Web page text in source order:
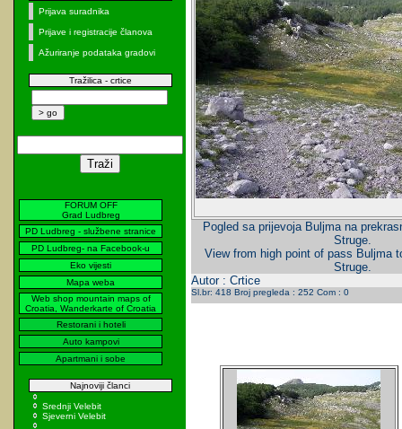
Prijava suradnika
Prijave i registracije članova
Ažuriranje podataka gradovi
Tražilica - crtice
FORUM OFF
Grad Ludbreg
PD Ludbreg - službene stranice
PD Ludbreg- na Facebook-u
Eko vijesti
Mapa weba
Web shop mountain maps of
Croatia, Wanderkarte of Croatia
Restorani i hoteli
Auto kampovi
Apartmani i sobe
Najnoviji članci
Srednji Velebit
Sjeverni Velebit
Pogled sa prijevoja Buljma na
Struge.
View from high point of pass Buljma
Struge.
Autor : Crtice
Sl.br: 418 Broj pregleda : 252 Com : 0